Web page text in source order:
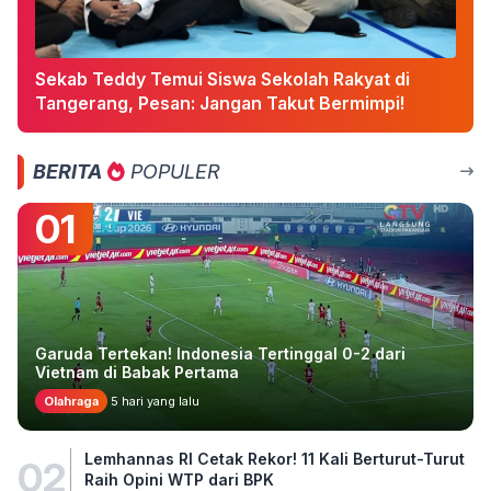
Sekab Teddy Temui Siswa Sekolah Rakyat di
Tangerang, Pesan: Jangan Takut Bermimpi!
BERITA POPULER
01
Garuda Tertekan! Indonesia Tertinggal 0-2 dari
Vietnam di Babak Pertama
Olahraga 5 hari yang lalu
02
Lemhannas RI Cetak Rekor! 11 Kali Berturut-Turut
Raih Opini WTP dari BPK